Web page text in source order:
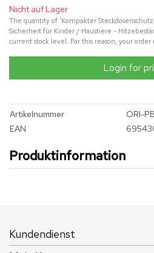
Nicht auf Lager
The quantity of 'Kompakter
Sicherheit für Kinder / Haustiere -
current stock level. For this reason, your
Login for
Artikelnummer
ORI-
EAN
Produktinformation
Kundendienst